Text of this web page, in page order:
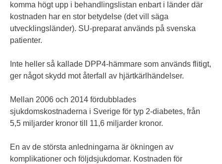
komma högt upp i behandlingslistan enbart i länder där
kostnaden har en stor betydelse (det vill säga
utvecklingsländer). SU-preparat används på svenska
patienter.
Inte heller så kallade DPP4-hämmare som används flitigt,
ger något skydd mot återfall av hjärtkärlhändelser.
Mellan 2006 och 2014 fördubblades
sjukdomskostnaderna i Sverige för typ 2-diabetes, från
5,5 miljarder kronor till 11,6 miljarder kronor.
En av de största anledningarna är ökningen av
komplikationer och följdsjukdomar. Kostnaden för